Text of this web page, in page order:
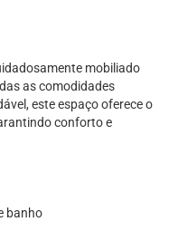
mobiliado
as comodidades
este espaço oferece o
conforto e
banho